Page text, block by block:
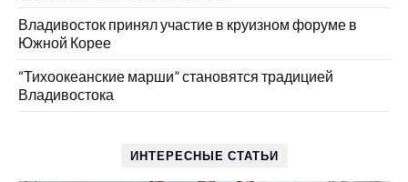
Владивосток принял участие в круизном форуме в
Южной Корее
“Тихоокеанские марши” становятся традицией
Владивостока
ИНТЕРЕСНЫЕ СТАТЬИ